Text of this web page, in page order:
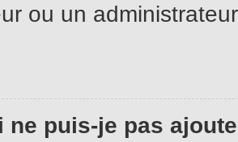
ou un
ne puis-je pas